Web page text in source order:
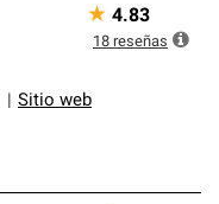
Sitio web
★ 4.83
18 reseñas